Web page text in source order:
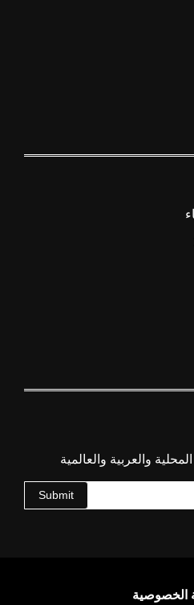
والعربية والعالمية
Submit
الخصوصية